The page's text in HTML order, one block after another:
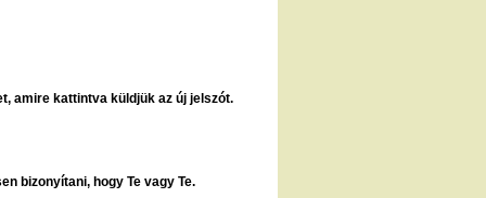
amire kattintva küldjük az új jelszót.
bizonyítani, hogy Te vagy Te.